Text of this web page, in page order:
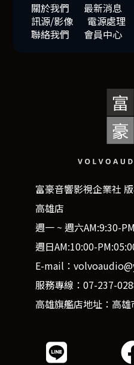
關於我們 最新消息
訊源/影像
電源處理
聯絡我們
會員中心
富豪音響影視企業社
高雄店
週一 ~ 週六AM:9:30-
週日AM:10:00-
E-mail：
服務專線：07-237-
高雄旗艦店地址：高